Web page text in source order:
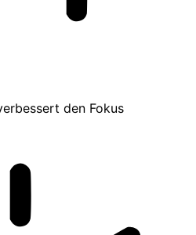
den Fokus